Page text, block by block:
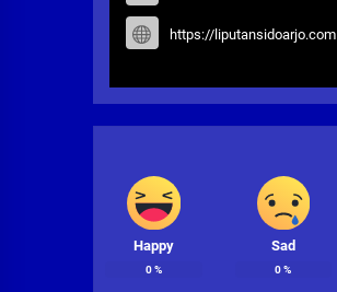
https://liputansidoarjo.com
Happy
0%
Sad
0%